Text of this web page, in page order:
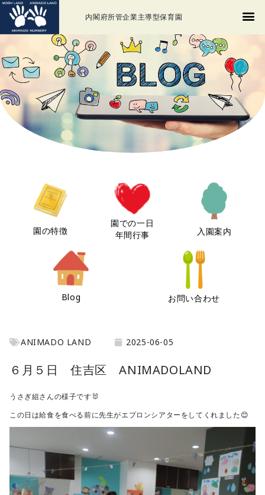
内閣府所管企業主導型保育園
園の特徴
園での一日
年間行事
入園案内
Blog お問い合わせ
ANIMADO LAND 2025-06-05
６月５日 住吉区 ANIMADOLAND
うさぎ組さんの様子です🐰
この日は給食を食べる前に先生がエプロンシアターをしてくれました😊